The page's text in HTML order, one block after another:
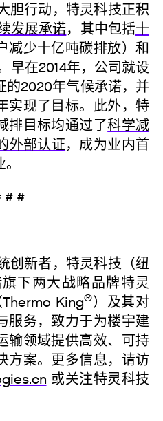
行动，特灵科技正积
发展承诺，其中包括十
减少十亿吨碳排放）和
早在2014年，公司就设
的2020年气候承诺，并
实现了目标。此外，特
排目标均通过了科学减
外部认证，成为业内首
# #
新者，特灵科技（纽
下两大战略品牌特灵
King®）及其对
服务，致力于为楼宇建
输领域提供高效、可持
方案。更多信息，请访
或关注特灵科技